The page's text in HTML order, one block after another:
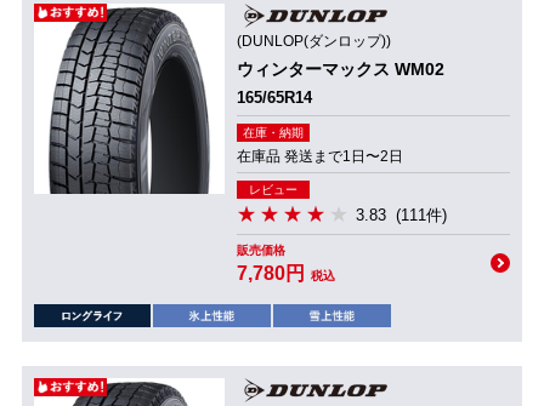
(DUNLOP(ダンロップ))
ウィンターマックス WM02
165/65R14
在庫・納期
在庫品 発送まで1日〜2日
レビュー
3.83 (111件)
販売価格
7,780円 税込